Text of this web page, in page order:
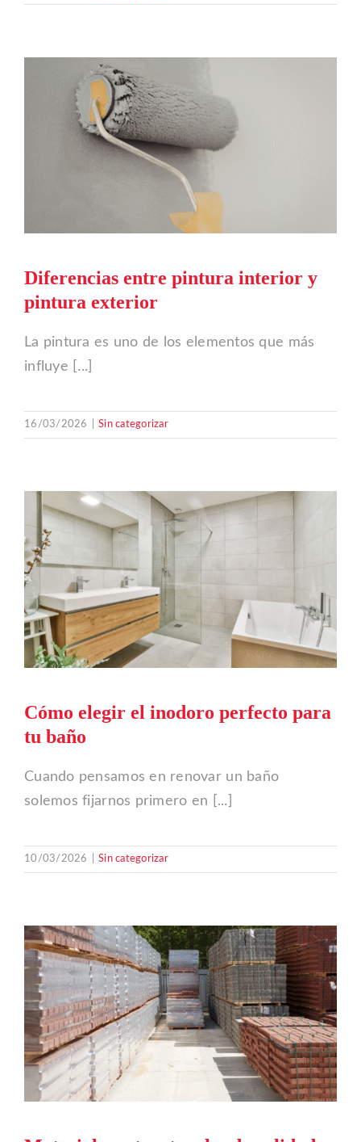
Diferencias entre pintura interior y
pintura exterior
La pintura es uno de los elementos que más
influye [...]
16/03/2026 Sin categorizar
Cómo elegir el inodoro perfecto para
tu baño
Cuando pensamos en renovar un baño
solemos fijarnos primero en [...]
10/03/2026 Sin categorizar